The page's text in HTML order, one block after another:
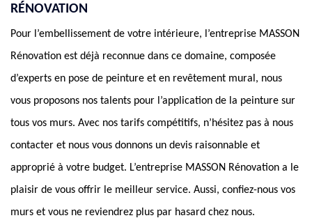
RÉNOVATION
Pour l’embellissement de votre intérieure, l’entreprise MASSON
Rénovation est déjà reconnue dans ce domaine, composée
d’experts en pose de peinture et en revêtement mural, nous
vous proposons nos talents pour l’application de la peinture sur
tous vos murs. Avec nos tarifs compétitifs, n’hésitez pas à nous
contacter et nous vous donnons un devis raisonnable et
approprié à votre budget. L’entreprise MASSON Rénovation a le
plaisir de vous offrir le meilleur service. Aussi, confiez-nous vos
murs et vous ne reviendrez plus par hasard chez nous.